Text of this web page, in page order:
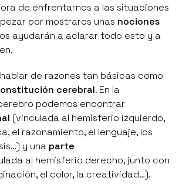
de enfrentarnos a las situaciones
por mostraros unas nociones
ayudarán a aclarar todo esto y a
de razones tan básicas como
cerebral. En la
podemos encontrar
(vinculada al hemisferio izquierdo,
el razonamiento, el lenguaje, los
y una parte
al hemisferio derecho, junto con
el color, la creatividad…).